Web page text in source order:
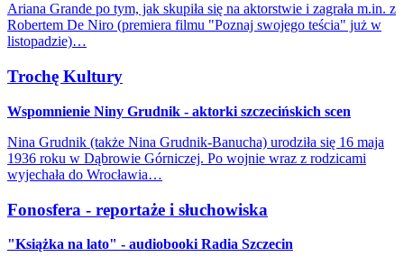
Ariana Grande po tym, jak skupiła się na aktorstwie i zagrała m.in. z
Robertem De Niro (premiera filmu "Poznaj swojego teścia" już w
listopadzie)…
Trochę Kultury
Wspomnienie Niny Grudnik - aktorki szczecińskich scen
Nina Grudnik (także Nina Grudnik-Banucha) urodziła się 16 maja
1936 roku w Dąbrowie Górniczej. Po wojnie wraz z rodzicami
wyjechała do Wrocławia…
Fonosfera - reportaże i słuchowiska
"Książka na lato" - audiobooki Radia Szczecin